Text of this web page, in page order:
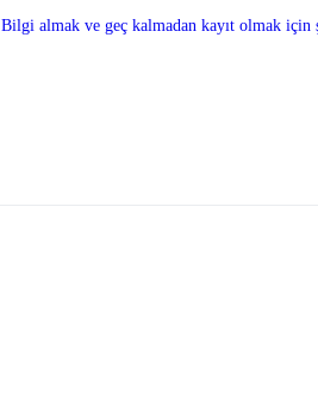
Bilgi almak ve geç kalmadan kayıt olmak için